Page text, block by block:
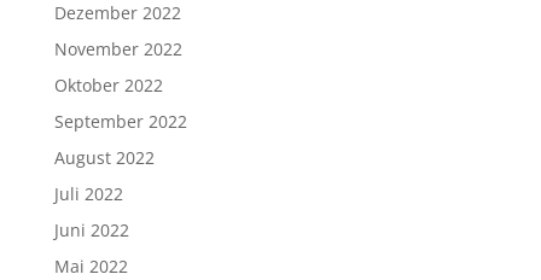
Dezember 2022
November 2022
Oktober 2022
September 2022
August 2022
Juli 2022
Juni 2022
Mai 2022